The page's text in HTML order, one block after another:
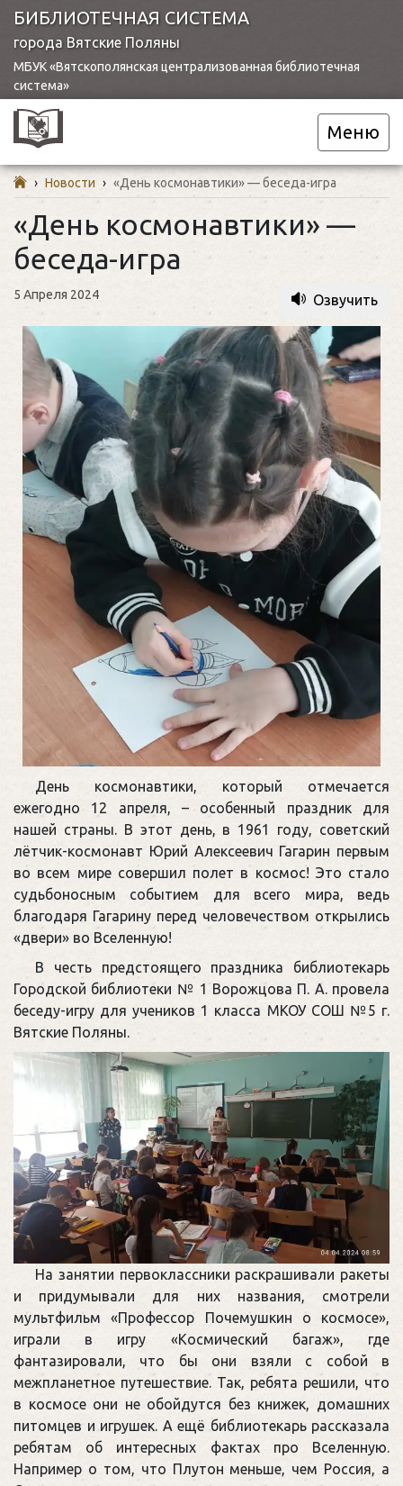
БИБЛИОТЕЧНАЯ СИСТЕМА
города Вятские Поляны
МБУК «Вятскополянская централизованная библиотечная
система»
Меню
› Новости › «День космонавтики» — беседа-игра
«День космонавтики» —
беседа-игра
5 Апреля 2024 Озвучить
День космонавтики, который отмечается
ежегодно 12 апреля, – особенный праздник для
нашей страны. В этот день, в 1961 году, советский
лётчик-космонавт Юрий Алексеевич Гагарин первым
во всем мире совершил полет в космос! Это стало
судьбоносным событием для всего мира, ведь
благодаря Гагарину перед человечеством открылись
«двери» во Вселенную!
В честь предстоящего праздника библиотекарь
Городской библиотеки № 1 Ворожцова П. А. провела
беседу-игру для учеников 1 класса МКОУ СОШ №5 г.
Вятские Поляны.
На занятии первоклассники раскрашивали ракеты
и придумывали для них названия, смотрели
мультфильм «Профессор Почемушкин о космосе»,
играли в игру «Космический багаж», где
фантазировали, что бы они взяли с собой в
межпланетное путешествие. Так, ребята решили, что
в космосе они не обойдутся без книжек, домашних
питомцев и игрушек. А ещё библиотекарь рассказала
ребятам об интересных фактах про Вселенную.
Например о том, что Плутон меньше, чем Россия, а